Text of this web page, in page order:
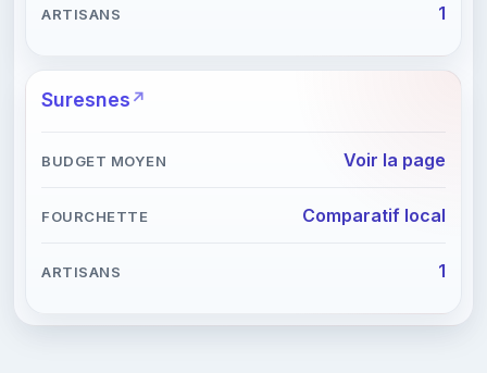
1
Suresnes
Voir la page
Comparatif local
1